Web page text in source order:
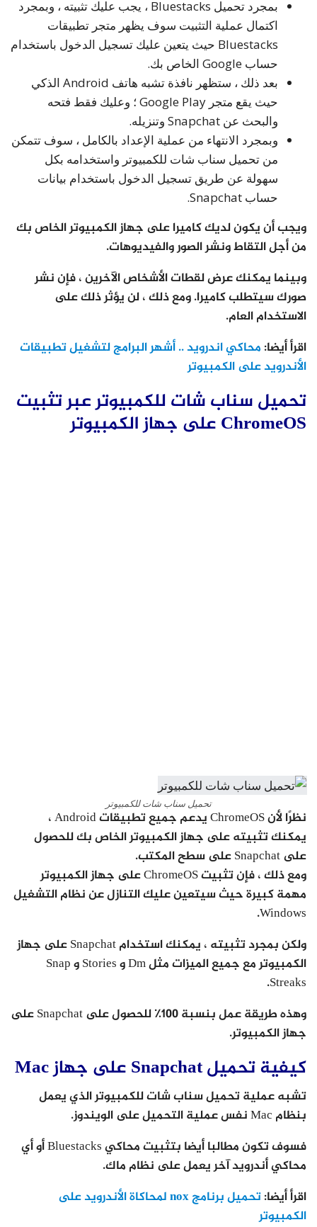
بمجرد تحميل Bluestacks ، يجب عليك تثبيته ، وبمجرد
اكتمال عملية التثبيت سوف يظهر متجر تطبيقات
Bluestacks حيث يتعين عليك تسجيل الدخول باستخدام
حساب Google الخاص بك.
بعد ذلك ، ستظهر نافذة تشبه هاتف Android الذكي
حيث يقع متجر Google Play ؛ وعليك فقط فتحه
والبحث عن Snapchat وتنزيله.
وبمجرد الانتهاء من عملية الإعداد بالكامل ، سوف تتمكن
من تحميل سناب شات للكمبيوتر واستخدامه بكل
سهولة عن طريق تسجيل الدخول باستخدام بيانات
حساب Snapchat.
ويجب أن يكون لديك كاميرا على جهاز الكمبيوتر الخاص بك
من أجل التقاط ونشر الصور والفيديوهات.
وبينما يمكنك عرض لقطات الأشخاص الآخرين ، فإن نشر
صورك سيتطلب كاميرا. ومع ذلك ، لن يؤثر ذلك على
الاستخدام العام.
اقرأ أيضا: محاكي اندرويد .. أشهر البرامج لتشغيل تطبيقات
الأندرويد على الكمبيوتر
تحميل سناب شات للكمبيوتر عبر تثبيت
ChromeOS على جهاز الكمبيوتر
تحميل سناب شات للكمبيوتر
نظرًا لأن ChromeOS يدعم جميع تطبيقات Android ،
يمكنك تثبيته على جهاز الكمبيوتر الخاص بك للحصول
على Snapchat على سطح المكتب.
ومع ذلك ، فإن تثبيت ChromeOS على جهاز الكمبيوتر
مهمة كبيرة حيث سيتعين عليك التنازل عن نظام التشغيل
Windows.
ولكن بمجرد تثبيته ، يمكنك استخدام Snapchat على جهاز
الكمبيوتر مع جميع الميزات مثل Dm و Stories و Snap
Streaks.
وهذه طريقة عمل بنسبة 100٪ للحصول على Snapchat على
جهاز الكمبيوتر.
كيفية تحميل Snapchat على جهاز Mac
تشبه عملية تحميل سناب شات للكمبيوتر الذي يعمل
بنظام Mac نفس عملية التحميل على الويندوز.
فسوف تكون مطالبا أيضا بتثبيت محاكي Bluestacks أو أي
محاكي أندرويد آخر يعمل على نظام ماك.
اقرأ أيضا:
تحميل برنامج nox لمحاكاة الأندرويد على
الكمبيوتر